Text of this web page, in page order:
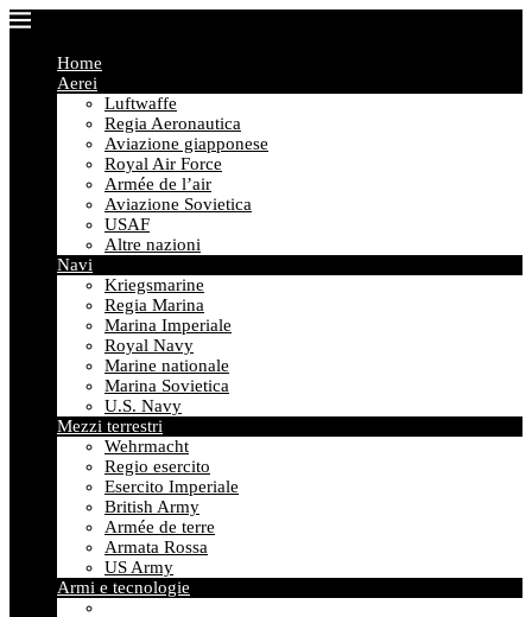
Home
Aerei
Luftwaffe
Regia Aeronautica
Aviazione giapponese
Royal Air Force
Armée de l’air
Aviazione Sovietica
USAF
Altre nazioni
Navi
Kriegsmarine
Regia Marina
Marina Imperiale
Royal Navy
Marine nationale
Marina Sovietica
U.S. Navy
Mezzi terrestri
Wehrmacht
Regio esercito
Esercito Imperiale
British Army
Armée de terre
Armata Rossa
US Army
Armi e tecnologie